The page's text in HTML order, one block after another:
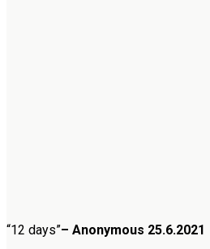
“12 days”– Anonymous 25.6.2021